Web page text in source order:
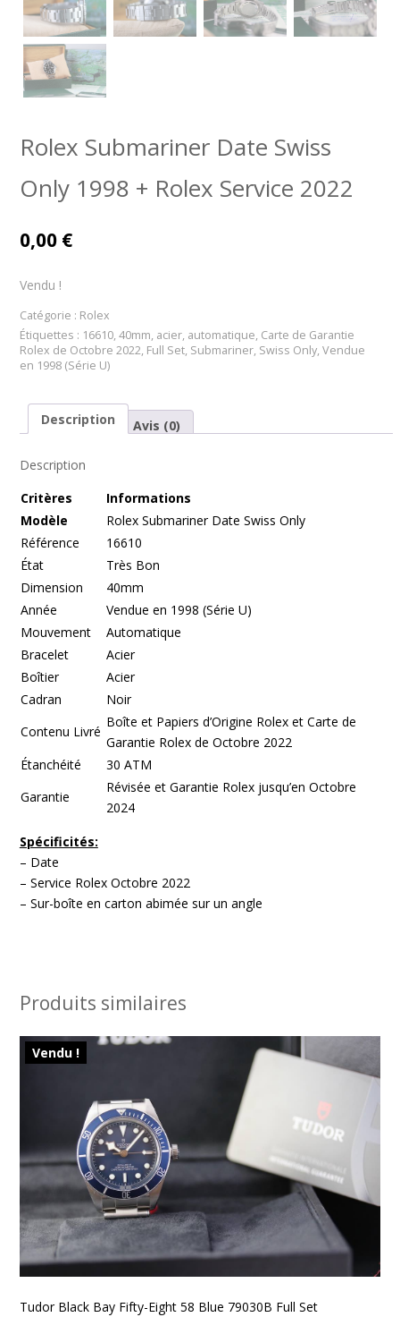
Rolex Submariner Date Swiss
Only 1998 + Rolex Service 2022
0,00 €
Vendu !
Catégorie : Rolex
Étiquettes : 16610, 40mm, acier, automatique, Carte de Garantie
Rolex de Octobre 2022, Full Set, Submariner, Swiss Only, Vendue
en 1998 (Série U)
Description Avis (0)
Description
Critères
Informations
Modèle
Rolex Submariner Date Swiss Only
Référence
16610
État
Très Bon
Dimension
40mm
Année
Vendue en 1998 (Série U)
Mouvement
Automatique
Bracelet
Acier
Boîtier
Acier
Cadran
Noir
Contenu Livré
Boîte et Papiers d’Origine Rolex et Carte de
Garantie Rolex de Octobre 2022
Étanchéité
30 ATM
Garantie
Révisée et Garantie Rolex jusqu’en Octobre
2024
Spécificités:
– Date
– Service Rolex Octobre 2022
– Sur-boîte en carton abimée sur un angle
Produits similaires
Vendu !
Tudor Black Bay Fifty-Eight 58 Blue 79030B Full Set